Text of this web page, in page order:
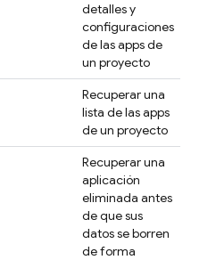
detalles y
configuraciones
de las apps de
un proyecto
Recuperar una
lista de las apps
de un proyecto
Recuperar una
aplicación
eliminada antes
de que sus
datos se borren
de forma